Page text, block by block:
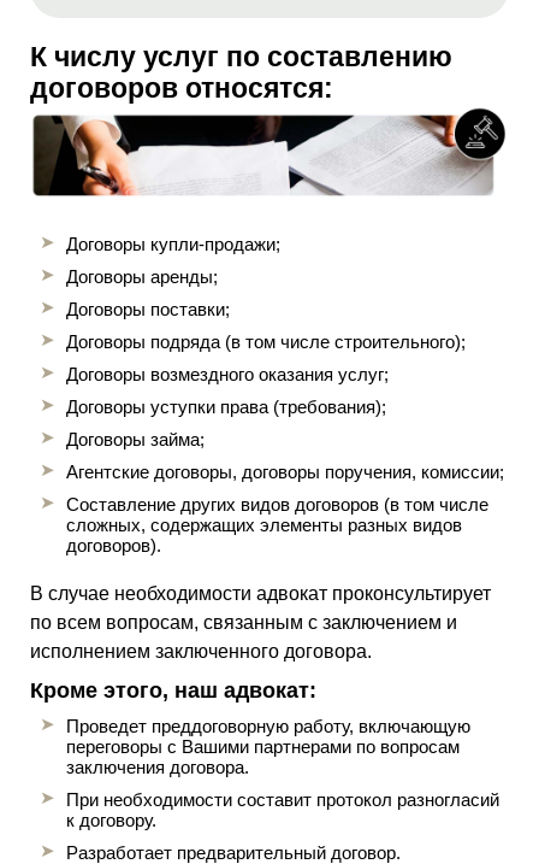
К числу услуг по составлению
договоров относятся:
Договоры купли-продажи;
Договоры аренды;
Договоры поставки;
Договоры подряда (в том числе строительного);
Договоры возмездного оказания услуг;
Договоры уступки права (требования);
Договоры займа;
Агентские договоры, договоры поручения, комиссии;
Составление других видов договоров (в том числе
сложных, содержащих элементы разных видов
договоров).
В случае необходимости адвокат проконсультирует
по всем вопросам, связанным с заключением и
исполнением заключенного договора.
Кроме этого, наш адвокат:
Проведет преддоговорную работу, включающую
переговоры с Вашими партнерами по вопросам
заключения договора.
При необходимости составит протокол разногласий
к договору.
Разработает предварительный договор.